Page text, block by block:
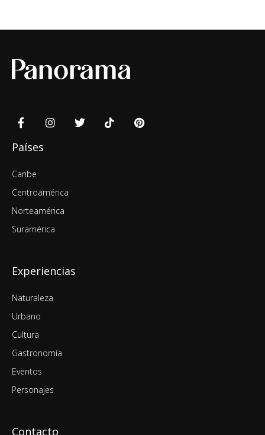
Países
Caribe
Centroamérica
Norteamérica
Suramérica
Experiencias
Naturaleza
Urbano
Cultura
Gastronomía
Eventos
Personajes
Contacto